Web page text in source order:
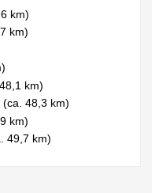
km)
km)
km)
(ca. 48,3 km)
km)
49,7 km)